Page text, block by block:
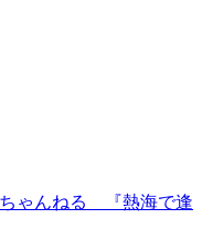
ゃんねる 『熱海で逢